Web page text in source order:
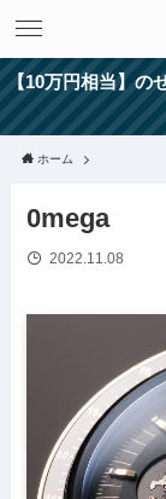
【10万円相当】の
ホーム
0mega
2022.11.08